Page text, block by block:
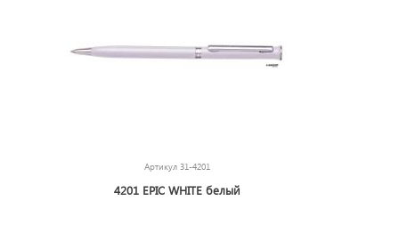
Артикул 31-4201
4201 EPIC WHITE белый